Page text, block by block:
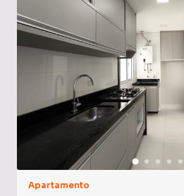
Ar-Condicionado
Decorado
Apartamento